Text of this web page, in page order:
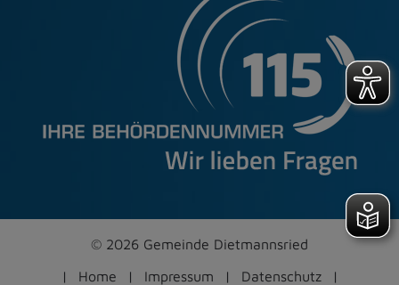
© 2026 Gemeinde Dietmannsried
Home
Impressum Datenschutz